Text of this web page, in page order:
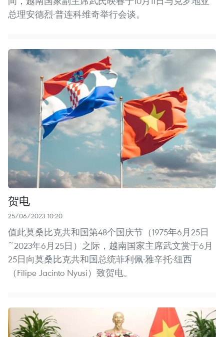
总理安德烈·普连科维奇举行会谈。
贺电
25/06/2023 10:20
值此莫桑比克共和国第48个国庆节（1975年6月25日
~2023年6月25日）之际，越南国家主席武文赏于6月
25日向莫桑比克共和国总统菲利佩·雅辛托·纽西
（Filipe Jacinto Nyusi）致贺电。